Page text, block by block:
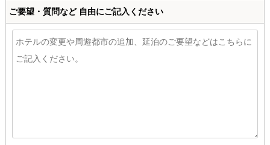
ご要望・質問など自由にご記入ください